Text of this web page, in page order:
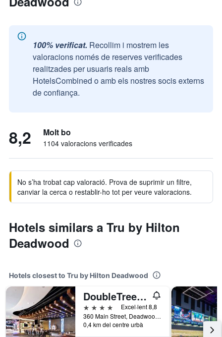
100% verificat. Recollim i mostrem les
valoracions només de reserves verificades
realitzades per usuaris reals amb
HotelsCombined o amb els nostres socis externs
de confiança.
8,2 Molt bo
1104 valoracions verificades
No s’ha trobat cap valoració. Prova de suprimir un filtre,
canviar la cerca o restablir-ho tot per veure valoracions.
Hotels similars a Tru by Hilton
Deadwood
Hotels closest to Tru by Hilton Deadwood
DoubleTree by Hilton Deadwood at Cadillac Jack's
4 estrelles
Excel·lent 8,8
360 Main Street, Deadwood, SD, Estats Units
0,4 km del centre urbà